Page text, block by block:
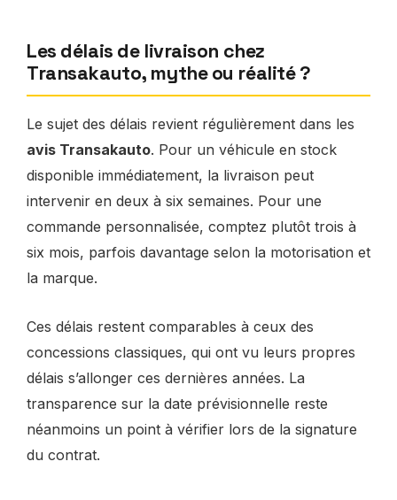
Les délais de livraison chez
Transakauto, mythe ou réalité ?
Le sujet des délais revient régulièrement dans les
avis Transakauto. Pour un véhicule en stock
disponible immédiatement, la livraison peut
intervenir en deux à six semaines. Pour une
commande personnalisée, comptez plutôt trois à
six mois, parfois davantage selon la motorisation et
la marque.
Ces délais restent comparables à ceux des
concessions classiques, qui ont vu leurs propres
délais s’allonger ces dernières années. La
transparence sur la date prévisionnelle reste
néanmoins un point à vérifier lors de la signature
du contrat.